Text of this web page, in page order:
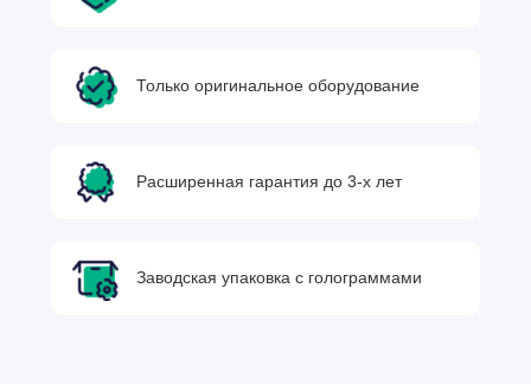
Только оригинальное оборудование
Расширенная гарантия до 3-х лет
Заводская упаковка с голограммами